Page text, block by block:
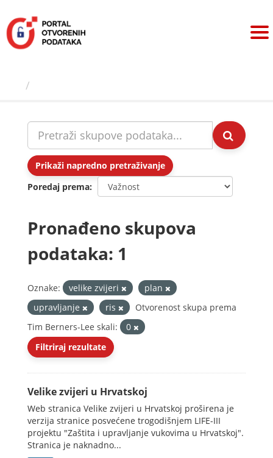
sadržaj
Prikaži napredno pretraživanje
Poredaj prema
Pronađeno skupova
podataka: 1
Oznake: velike zvijeri
plan
upravljanje
ris
Otvorenost skupa prema
Tim Berners-Lee skali:
0
Filtriraj rezultate
Velike zvijeri u Hrvatskoj
Web stranica Velike zvijeri u Hrvatskoj proširena je
verzija stranice posvećene trogodišnjem LIFE-III
projektu "Zaštita i upravljanje vukovima u Hrvatskoj".
Stranica je naknadno...